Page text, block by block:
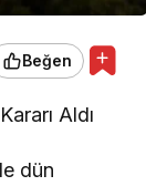
Beğen
Aldı
dün